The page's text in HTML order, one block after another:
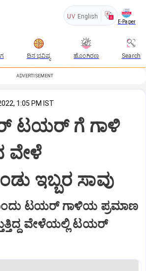
UV English
E-Paper
ದಿನ ಭವಿಷ್ಯ ಹೊಂಗಿರಣ Search
ADVERTISEMENT
1:05 PM IST
ಟಯರ್ ಗೆ ಗಾಳಿ
ವೇಳೆ
ಇಬ್ಬರ ಸಾವು
ಬಂದು ಟಯರ್ ಗಾಳಿಯ ಪ್ರಮಾಣ
ವೇಳೆಯಲ್ಲಿ ಟಯರ್